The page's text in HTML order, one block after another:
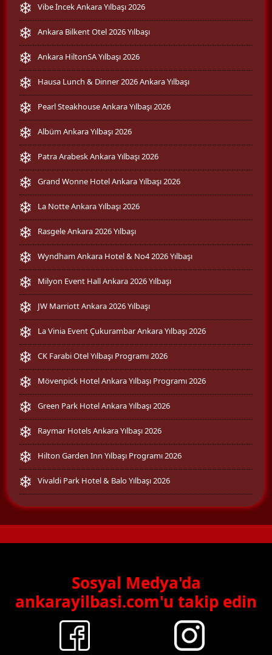
Vibe İncek Ankara Yılbaşı 2026
Ankara Bilkent Otel 2026 Yılbaşı
Ankara HiltonSA Yılbaşı 2026
Hausa Lunch & Dinner 2026 Ankara Yılbaşı
Pearl Steakhouse Ankara Yılbaşı 2026
Albüm Ankara Yılbaşı 2026
Patra Arabesk Ankara Yılbaşı 2026
Grand Wonne Hotel Ankara Yılbaşı 2026
La Notte Ankara Yılbaşı 2026
Rasgele Ankara 2026 Yılbaşı
Wyndham Ankara Hotel & No4 2026 Yılbaşı
Milyon Event Hall Ankara 2026 Yılbaşı
JW Marriott Ankara 2026 Yılbaşı
La Vinia Event Çukurambar Ankara Yılbaşı 2026
CK Farabi Otel Yılbaşı Programı 2026
Mövenpick Hotel Ankara Yılbaşı Programı 2026
Green Park Hotel Ankara Yılbaşı 2026
Raymar Hotels Ankara Yılbaşı 2026
Hilton Garden Inn Yılbaşı Programı 2026
Vivaldi Park Hotel & Balo Yılbaşı 2026
Sosyal Medya'da
ankarayilbasi.com'u takip edin